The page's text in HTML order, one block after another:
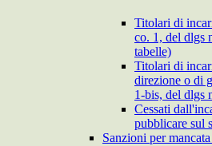
Titolari di
co. 1, del dlgs
tabelle)
Titolari di
direzione o di
1-bis, del dlgs
Cessati
pubblicare sul
Sanzioni per